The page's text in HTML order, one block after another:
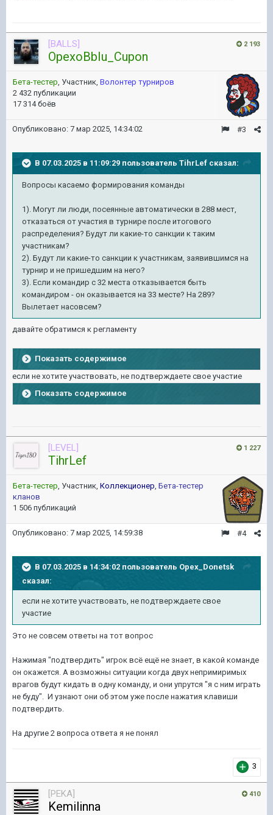
2 193
[BALLS]
OpexoBbIu_Cupon
Бета-тестер, Участник, Волонтер турниров
2 432 публикации
17 314 боёв
#3
Опубликовано: 7 мар 2025, 14:34:02
В 07.03.2025 в 11:09:29 пользователь TihrLef сказал:
Вопросы касаемо формирования команды
1). Могут ли люди, посеянные автоматически в 288 мест,
отказаться от участия в турнире после итогового
распределения? Будут ли какие-то санкции к таким
участникам?
2). Будут ли какие-то санкции к участникам, заявившимся на
турнир и не пришедшим на него?
3). Если командир с 32 места отказывается быть
командиром - он оказывается на 33 месте? На 289?
Вылетает насовсем?
давайте обратимся к регламенту
Показать содержимое
если не хотите участвовать, не подтверждаете свое участие
Показать содержимое
1 227
[LEVEL]
TihrLef
Бета-тестер, Участник, Коллекционер, Бета-тестер
кланов
1 506 публикаций
#4
Опубликовано: 7 мар 2025, 14:59:38
В 07.03.2025 в 14:34:02 пользователь Opex_Donetsk
сказал:
если не хотите участвовать, не подтверждаете свое
участие
Это не совсем ответы на тот вопрос
Нажимая "подтвердить" игрок всё ещё не знает, в какой команде
он окажется. А возможны ситуации когда двух непримиримых
врагов будут кидать в одну команду, и они упрутся "я с ним играть
не буду". И узнают они об этом уже после нажатия клавиши
подтвердить.
На другие 2 вопроса ответа я не понял
3
410
[PEKA]
Kemilinna